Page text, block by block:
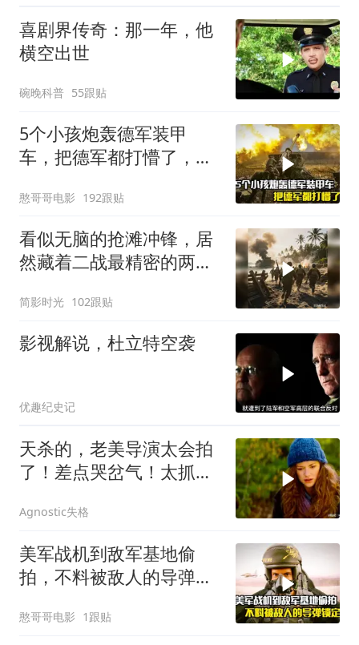
喜剧界传奇：那一年，他
横空出世
碗晚科普 55跟贴
5个小孩炮轰德军装甲
车，把德军都打懵了，战
憨哥哥电影 192跟贴
看似无脑的抢滩冲锋，居
然藏着二战最精密的两栖
简影时光 102跟贴
影视解说，杜立特空袭
优趣纪史记
天杀的，老美导演太会拍
了！差点哭岔气！太抓心
Agnostic失格
美军战机到敌军基地偷
拍，不料被敌人的导弹锁
憨哥哥电影 1跟贴